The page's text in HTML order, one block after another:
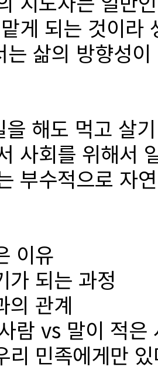
게 되는 것이라
는 삶의 방향성
해도 먹고 살
사회를 위해서
부수적으로 자
이유
가 되는 과정
의 관계
람 vs 말이 적은
리 민족에게만